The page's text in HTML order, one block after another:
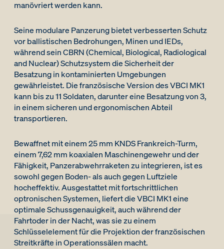
manövriert werden kann.
Seine modulare Panzerung bietet verbesserten Schutz
vor ballistischen Bedrohungen, Minen und IEDs,
während sein CBRN (Chemical, Biological, Radiological
and Nuclear) Schutzsystem die Sicherheit der
Besatzung in kontaminierten Umgebungen
gewährleistet. Die französische Version des VBCI MK1
kann bis zu 11 Soldaten, darunter eine Besatzung von 3,
in einem sicheren und ergonomischen Abteil
transportieren.
Bewaffnet mit einem 25 mm KNDS Frankreich-Turm,
einem 7,62 mm koaxialen Maschinengewehr und der
Fähigkeit, Panzerabwehrraketen zu integrieren, ist es
sowohl gegen Boden- als auch gegen Luftziele
hocheffektiv. Ausgestattet mit fortschrittlichen
optronischen Systemen, liefert die VBCI MK1 eine
optimale Schussgenauigkeit, auch während der
Fahrtoder in der Nacht, was sie zu einem
Schlüsselelement für die Projektion der französischen
Streitkräfte in Operationssälen macht.